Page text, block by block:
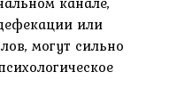
или
могут сильно